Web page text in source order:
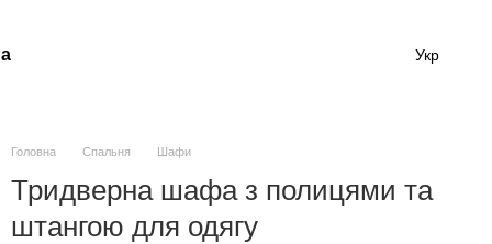
Укр
Головна Спальня Шафи
Тридверна шафа з полицями та
штангою для одягу